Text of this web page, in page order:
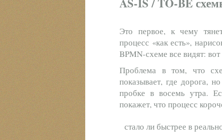
AS-IS / TO-BE
Это первое, к чему
процесс «как есть»,
BPMN-схеме все видят:
Проблема в том, что
показывает, где дорога,
пробке в восемь утра.
покажет, что процесс
стало ли быстрее в